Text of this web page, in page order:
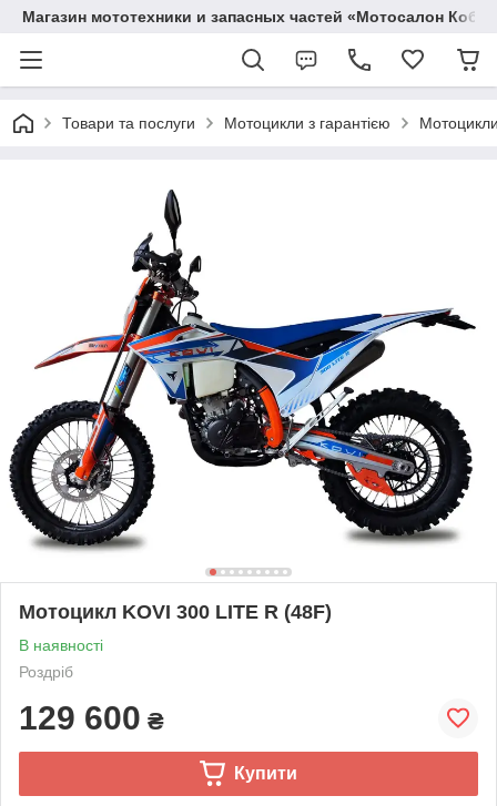
Магазин мототехники и запасных частей «Мотосалон
Товари та послуги Мотоцикли з гарантією
Мотоцикл KOVI 300 LITE R (48F)
В наявності
Роздріб
129 600 ₴
Купити